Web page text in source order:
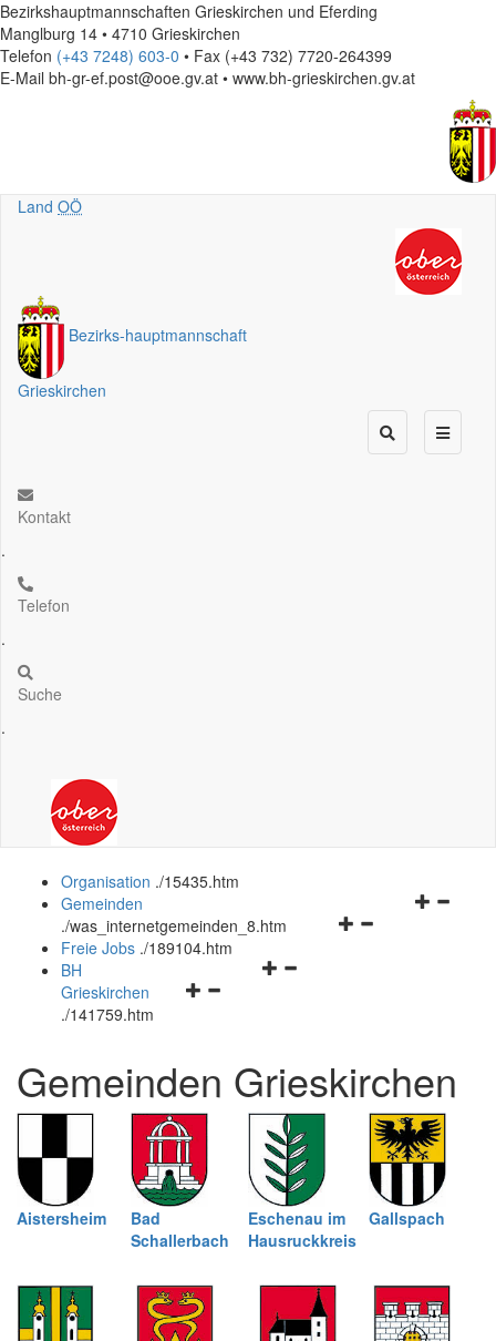
Bezirkshauptmannschaften Grieskirchen und Eferding
Manglburg 14 • 4710 Grieskirchen
Telefon (+43 7248) 603-0 • Fax (+43 732) 7720-264399
E-Mail bh-gr-ef.post@ooe.gv.at • www.bh-grieskirchen.gv.at
Land OÖ
Bezirks-hauptmannschaft
Grieskirchen
Kontakt
.
Telefon
.
Suche
.
Organisation ./15435.htm
Navigationsmenü
Gemeinden
./was_internetgemeinden_8.htm
Navigationsmenü
Freie Jobs ./189104.htm
Navigationsmenü
BH
Grieskirchen
./141759.htm
Gemeinden Grieskirchen
Aistersheim
Bad
Schallerbach
Eschenau im
Hausruckkreis
Gallspach